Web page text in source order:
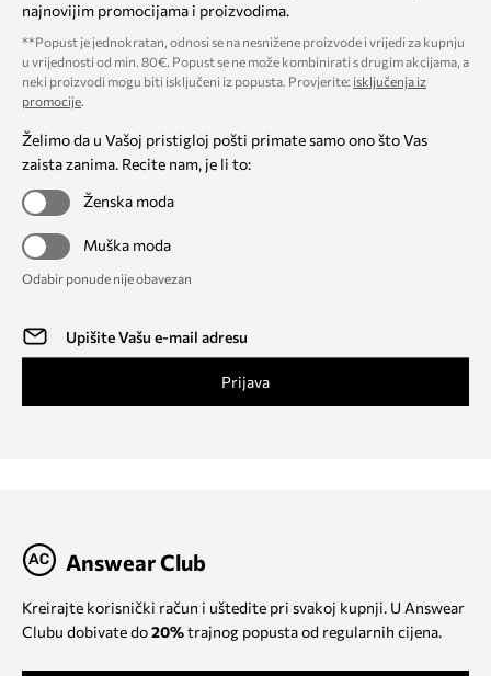
najnovijim promocijama i proizvodima.
**Popust je jednokratan, odnosi se na nesnižene proizvode i vrijedi za kupnju
u vrijednosti od min. 80€. Popust se ne može kombinirati s drugim akcijama, a
neki proizvodi mogu biti isključeni iz popusta. Provjerite: isključenja iz
promocije.
Želimo da u Vašoj pristigloj pošti primate samo ono što Vas
zaista zanima. Recite nam, je li to:
Ženska moda
Muška moda
Odabir ponude nije obavezan
Prijava
Answear Club
Kreirajte korisnički račun i uštedite pri svakoj kupnji. U Answear
Clubu dobivate do20%trajnog popusta od regularnih cijena.